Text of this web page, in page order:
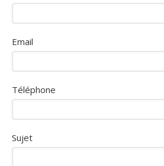
Email
Téléphone
Sujet